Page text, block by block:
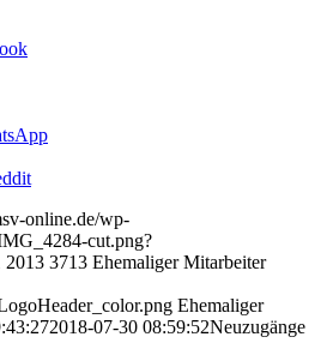
online.de/wp-
cut.png?
2013 3713 Ehemaliger Mitarbeiter
Ehemaliger
2018-07-30 08:59:52Neuzugänge